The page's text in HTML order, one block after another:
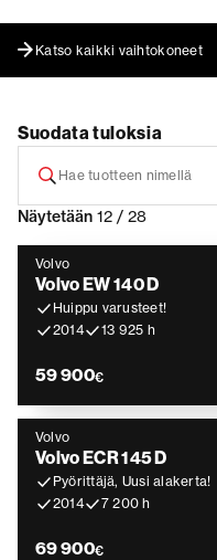
Katso kaikki vaihtokoneet
Suodata tuloksia
Näytetään 12 / 28
Volvo
Volvo EW 140 D
Huippu varusteet!
2014
13 925 h
59 900€
Volvo
Volvo ECR 145 D
Pyörittäjä, Uusi alakerta!
2014
7 200 h
69 900€